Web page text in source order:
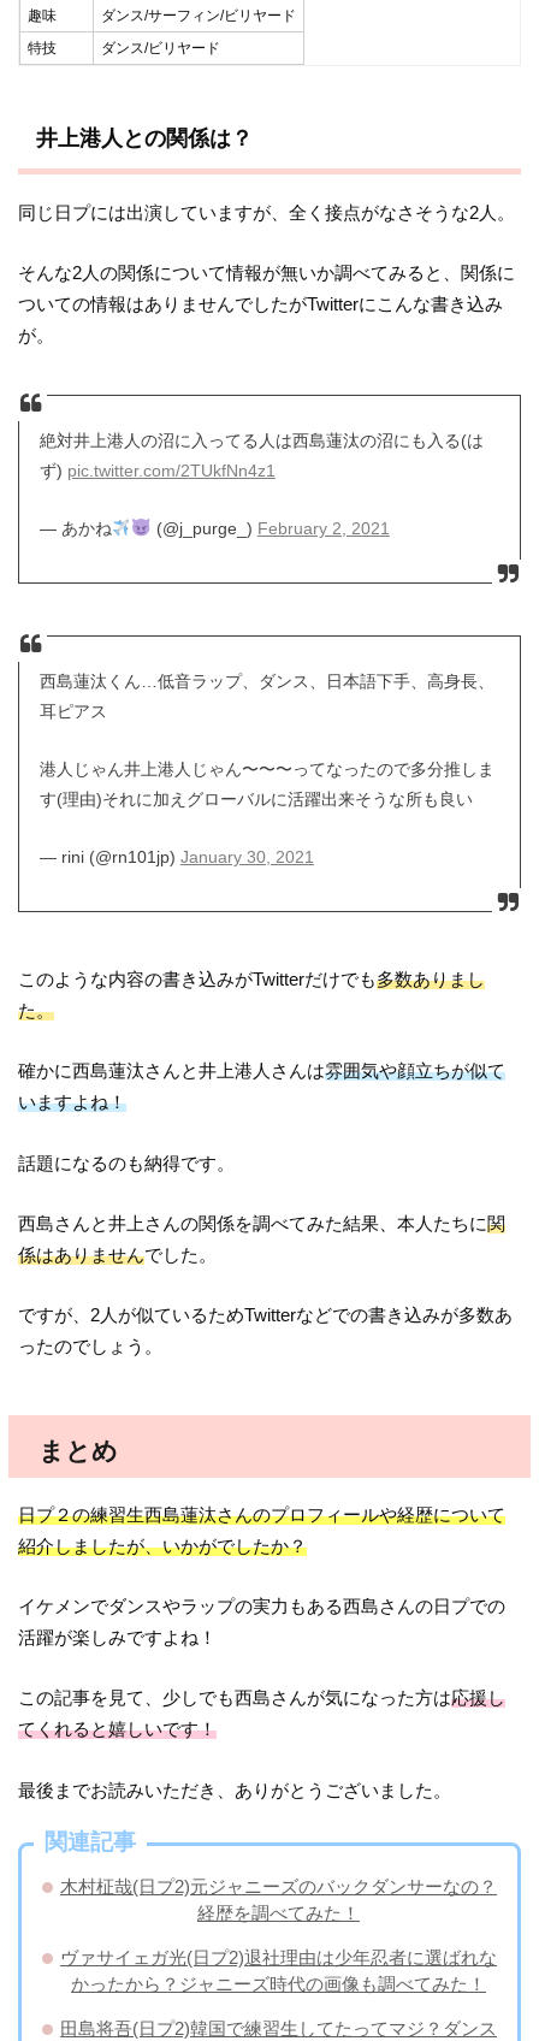
趣味
ダンス/サーフィン/ビリヤード
特技
ダンス/ビリヤード
井上港人との関係は？
同じ日プには出演していますが、全く接点がなさそうな2人。
そんな2人の関係について情報が無いか調べてみると、関係に
ついての情報はありませんでしたがTwitterにこんな書き込み
が。
絶対井上港人の沼に入ってる人は西島蓮汰の沼にも入る(は
ず) pic.twitter.com/2TUkfNn4z1
— あかね (@j_purge_) February 2, 2021
西島蓮汰くん…低音ラップ、ダンス、日本語下手、高身長、
耳ピアス
港人じゃん井上港人じゃん〜〜〜ってなったので多分推しま
す(理由)それに加えグローバルに活躍出来そうな所も良い
— rini (@rn101jp) January 30, 2021
このような内容の書き込みがTwitterだけでも多数ありまし
た。
確かに西島蓮汰さんと井上港人さんは雰囲気や顔立ちが似て
いますよね！
話題になるのも納得です。
西島さんと井上さんの関係を調べてみた結果、本人たちに関
係はありませんでした。
ですが、2人が似ているためTwitterなどでの書き込みが多数あ
ったのでしょう。
まとめ
日プ２の練習生西島蓮汰さんのプロフィールや経歴について
紹介しましたが、いかがでしたか？
イケメンでダンスやラップの実力もある西島さんの日プでの
活躍が楽しみですよね！
この記事を見て、少しでも西島さんが気になった方は応援し
てくれると嬉しいです！
最後までお読みいただき、ありがとうございました。
関連記事
木村柾哉(日プ2)元ジャニーズのバックダンサーなの？
経歴を調べてみた！
ヴァサイェガ光(日プ2)退社理由は少年忍者に選ばれな
かったから？ジャニーズ時代の画像も調べてみた！
田島将吾(日プ2)韓国で練習生してたってマジ？ダンス